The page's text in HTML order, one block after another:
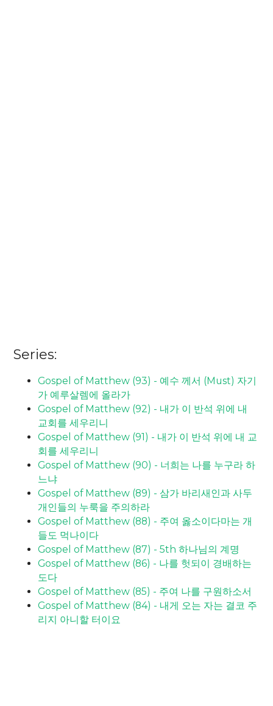
Series:
Gospel of Matthew (93) - 예수 께서 (Must) 자기
가 예루살렘에 올라가
Gospel of Matthew (92) - 내가 이 반석 위에 내
교회를 세우리니
Gospel of Matthew (91) - 내가 이 반석 위에 내 교
회를 세우리니
Gospel of Matthew (90) - 너희는 나를 누구라 하
느냐
Gospel of Matthew (89) - 삼가 바리새인과 사두
개인들의 누룩을 주의하라
Gospel of Matthew (88) - 주여 옳소이다마는 개
들도 먹나이다
Gospel of Matthew (87) - 5th 하나님의 계명
Gospel of Matthew (86) - 나를 헛되이 경배하는
도다
Gospel of Matthew (85) - 주여 나를 구원하소서
Gospel of Matthew (84) - 내게 오는 자는 결코 주
리지 아니할 터이요